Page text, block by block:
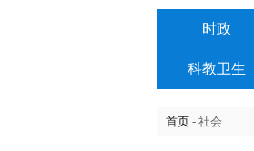
时政
科教卫生
首页 - 社会